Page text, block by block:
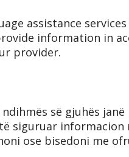
assistance
information in
provider.
së gjuhës
siguruar
ose bisedoni me